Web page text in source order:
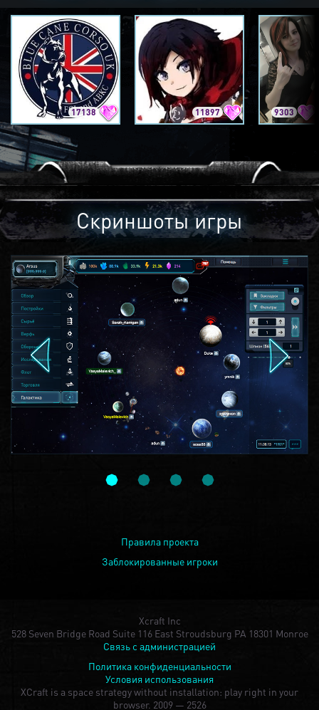
17138 11897 9303
Скриншоты игры
Правила проекта
Заблокированные игроки
Xcraft Inc
528 Seven Bridge Road Suite 116 East Stroudsburg PA 18301 Monroe
Связь с администрацией
Политика конфиденциальности
Условия использования
XCraft is a space strategy without installation: play right in your
browser. 2009 — 2526